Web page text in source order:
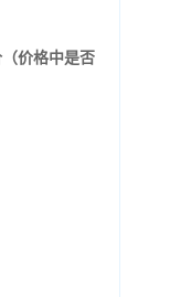
价格中是否